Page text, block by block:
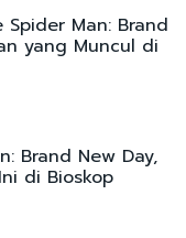
Man: Brand
yang Muncul di
Brand New Day,
di Bioskop